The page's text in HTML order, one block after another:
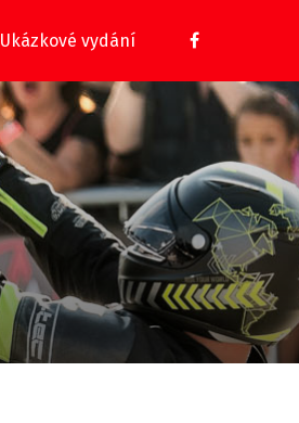
Ukázkové vydání